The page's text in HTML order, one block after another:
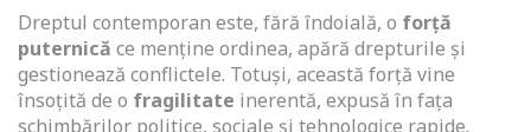
Dreptul contemporan este, fără îndoială, o forță
puternică ce menține ordinea, apără drepturile și
gestionează conflictele. Totuși, această forță vine
însoțită de o fragilitate inerentă, expusă în fața
schimbărilor politice, sociale și tehnologice rapide.